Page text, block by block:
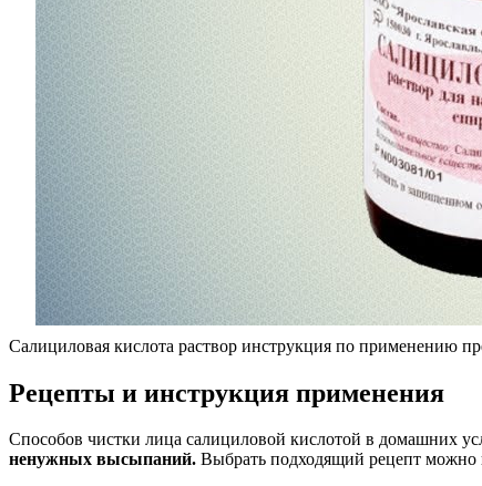
Салициловая кислота раствор инструкция по применению
Рецепты и инструкция применения
Способов чистки лица салициловой кислотой в домашних
ненужных высыпаний. Выбрать подходящий рецепт можно